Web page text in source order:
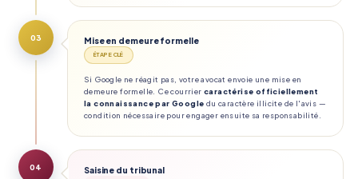
03 Mise en demeure formelle
ÉTAPE CLÉ
Si Google ne réagit pas, votre avocat envoie une mise en
demeure formelle. Ce courrier caractérise officiellement
la connaissance par Google du caractère illicite de l'avis —
condition nécessaire pour engager ensuite sa responsabilité.
04 Saisine du tribunal